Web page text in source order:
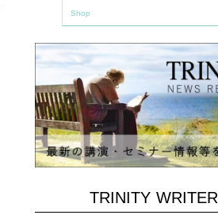
Shop
TRINITY WRITER